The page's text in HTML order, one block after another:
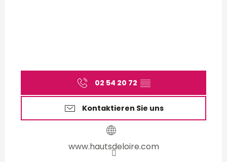
02 54 20 72 ▒▒
Kontaktieren Sie uns
www.hautsdeloire.com